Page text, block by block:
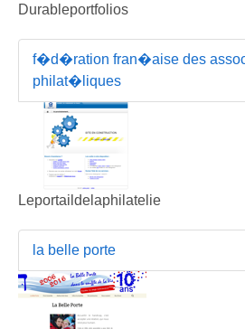
Durableportfolios
f�d�ration fran�aise des
philat�liques
Leportaildelaphilatelie
la belle porte